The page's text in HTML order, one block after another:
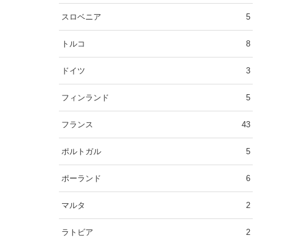
スロベニア 5
トルコ 8
ドイツ 3
フィンランド 5
フランス 43
ポルトガル 5
ポーランド 6
マルタ 2
ラトビア 2